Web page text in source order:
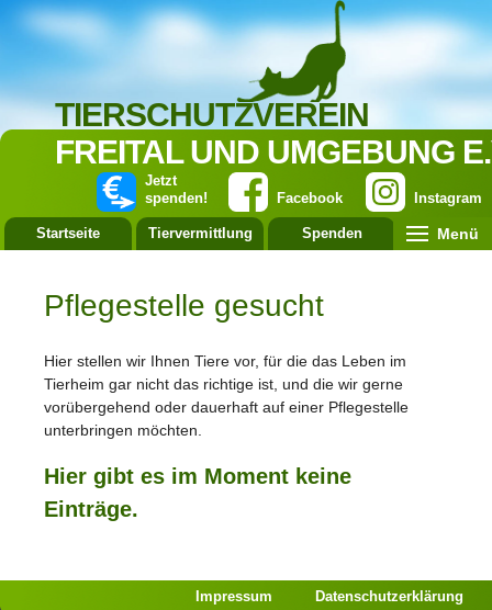
TIERSCHUTZVEREIN
FREITAL UND UMGEBUNG
Instagram
Facebook
Jetzt
spenden!
Startseite Tiervermittlung Spenden Menü
Pflegestelle gesucht
Hier stellen wir Ihnen Tiere vor, für die das Leben im
Tierheim gar nicht das richtige ist, und die wir gerne
vorübergehend oder dauerhaft auf einer Pflegestelle
unterbringen möchten.
Hier gibt es im Moment keine
Einträge.
Impressum Datenschutzerklärung